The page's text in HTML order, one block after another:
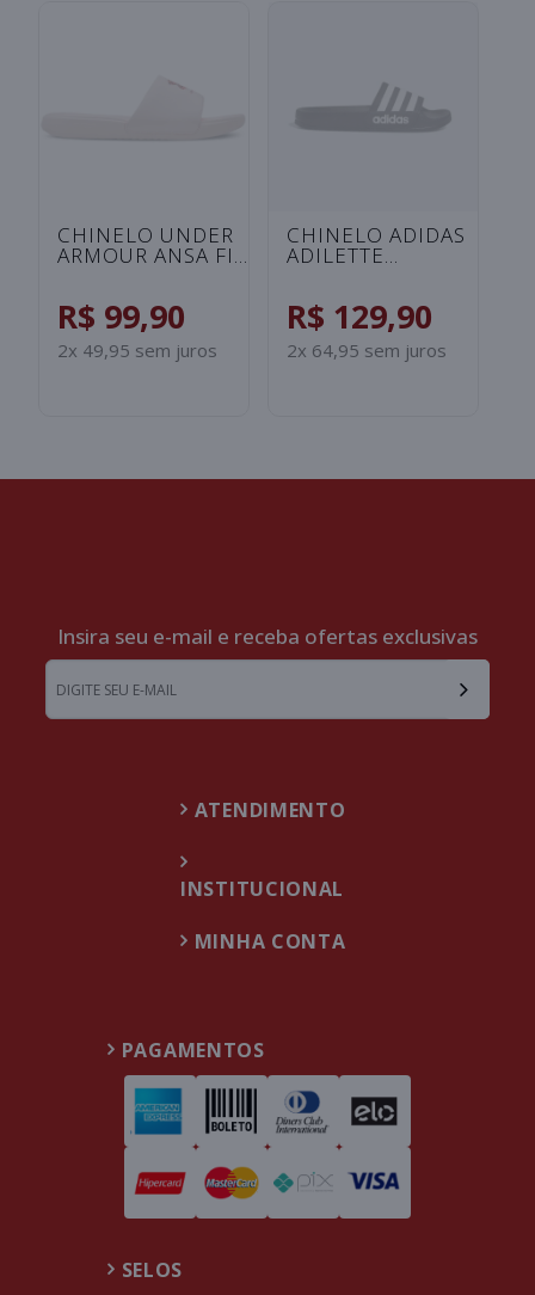
CHINELO UNDER
ARMOUR ANSA FIX
R$ 99,90
2x 49,95 sem juros
CHINELO ADIDAS
ADILETTE
PRETO/BRANCO
R$ 129,90
2x 64,95 sem juros
Insira seu e-mail e receba ofertas exclusivas
ATENDIMENTO
INSTITUCIONAL
MINHA CONTA
PAGAMENTOS
SELOS